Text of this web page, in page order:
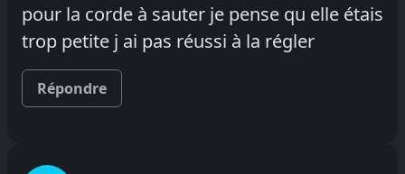
pour la corde à sauter je pense qu elle étais
trop petite j ai pas réussi à la régler
Répondre